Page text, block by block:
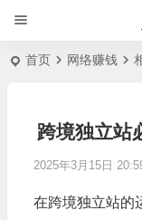
首页 网络赚钱
跨境独立站
2025年3月15日
在跨境独立站的